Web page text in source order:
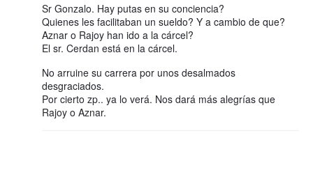
Sr Gonzalo. Hay putas en su conciencia?
Quienes les facilitaban un sueldo? Y a cambio de que?
Aznar o Rajoy han ido a la cárcel?
El sr. Cerdan está en la cárcel.
No arruine su carrera por unos desalmados
desgraciados.
Por cierto zp.. ya lo verá. Nos dará más alegrías que
Rajoy o Aznar.